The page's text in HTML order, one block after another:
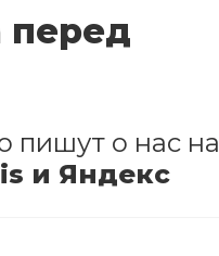
перед
пишут о нас на
и Яндекс